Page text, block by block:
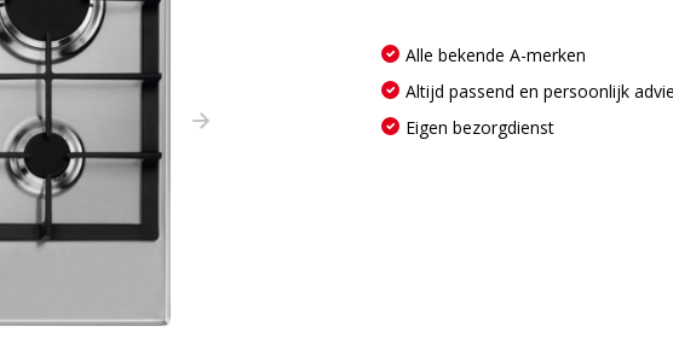
Alle bekende A-merken
Altijd passend en persoonlijk
Eigen bezorgdienst